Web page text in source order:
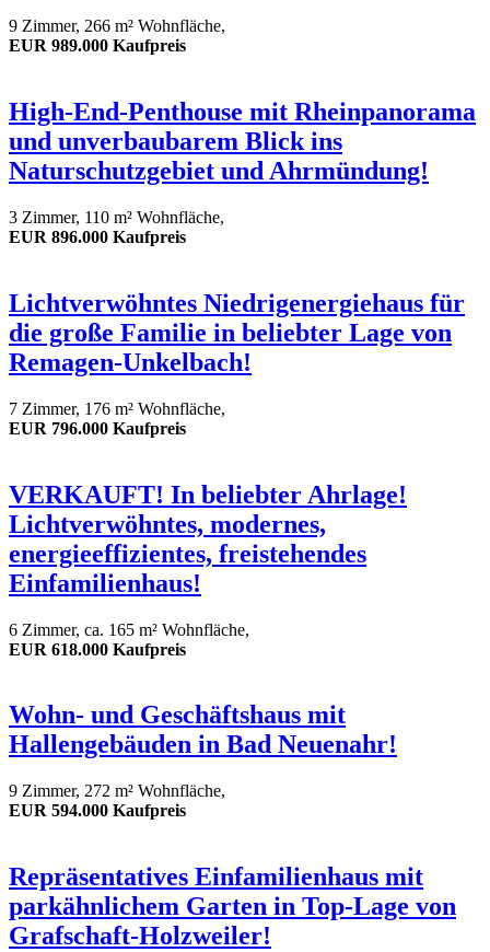
9 Zimmer, 266 m² Wohnfläche,
EUR 989.000 Kaufpreis
High-End-Penthouse mit Rheinpanorama
und unverbaubarem Blick ins
Naturschutzgebiet und Ahrmündung!
3 Zimmer, 110 m² Wohnfläche,
EUR 896.000 Kaufpreis
Lichtverwöhntes Niedrigenergiehaus für
die große Familie in beliebter Lage von
Remagen-Unkelbach!
7 Zimmer, 176 m² Wohnfläche,
EUR 796.000 Kaufpreis
VERKAUFT! In beliebter Ahrlage!
Lichtverwöhntes, modernes,
energieeffizientes, freistehendes
Einfamilienhaus!
6 Zimmer, ca. 165 m² Wohnfläche,
EUR 618.000 Kaufpreis
Wohn- und Geschäftshaus mit
Hallengebäuden in Bad Neuenahr!
9 Zimmer, 272 m² Wohnfläche,
EUR 594.000 Kaufpreis
Repräsentatives Einfamilienhaus mit
parkähnlichem Garten in Top-Lage von
Grafschaft-Holzweiler!